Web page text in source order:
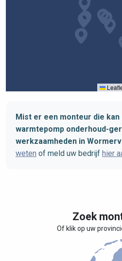
Mist er een monteur die kan
warmtepomp onderhoud-
werkzaamheden in
weten of meld uw bedrijf hier
Zoek
Of klik op uw